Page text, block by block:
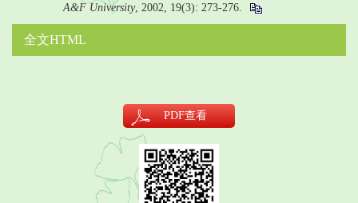
A&F University, 2002, 19(3): 273-276.
全文HTML
PDF查看